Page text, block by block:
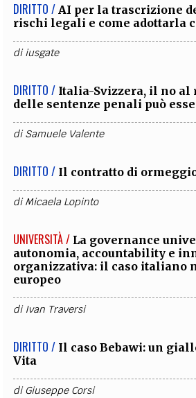
DIRITTO / AI per la trascrizione
rischi legali e come adottarla
diiusgate
DIRITTO / Italia-Svizzera, il no al
delle sentenze penali può
diSamuele Valente
DIRITTO / Il contratto di
diMicaela Lopinto
UNIVERSITÀ / La governance
autonomia, accountability e
organizzativa: il caso italiano
europeo
di Ivan Traversi
DIRITTO / Il caso Bebawi: un
Vita
diGiuseppe Corsi